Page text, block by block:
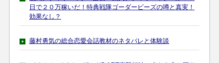
日で２０万稼いだ！特典戦隊ゴーダービーズの噂と真実！
効果なし？
藤村勇気の総合恋愛会話教材のネタバレと体験談